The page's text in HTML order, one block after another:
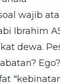
wajib
Ibrahim
dewa.
Ego?